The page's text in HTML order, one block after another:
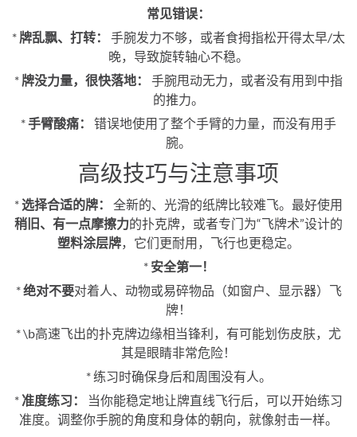
常见错误：
* 牌乱飘、打转：
手腕发力不够，或者食拇指松开得太早/太
晚，导致旋转轴心不稳。
* 牌没力量，很快落地：
手腕甩动无力，或者没有用到中指
的推力。
*手臂酸痛：
错误地使用了整个手臂的力量，而没有用手
腕。
高级技巧与注意事项
* 选择合适的牌：
全新的、光滑的纸牌比较难飞。最好使用
稍旧、有一点摩擦力的扑克牌，或者专门为“飞牌术”设计的
塑料涂层牌，它们更耐用，飞行也更稳定。
* 安全第一！
*绝对不要对着人、动物或易碎物品（如窗户、显示器）飞
牌！
* \b高速飞出的扑克牌边缘相当锋利，有可能划伤皮肤，尤
其是眼睛非常危险！
* 练习时确保身后和周围没有人。
* 准度练习：
当你能稳定地让牌直线飞行后，可以开始练习
准度。调整你手腕的角度和身体的朝向，就像射击一样。